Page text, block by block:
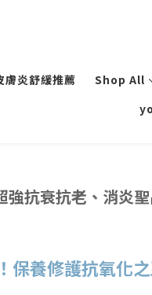
膚炎舒緩推薦 Shop All
抗衰抗老、消炎聖
保養修護抗氧化之